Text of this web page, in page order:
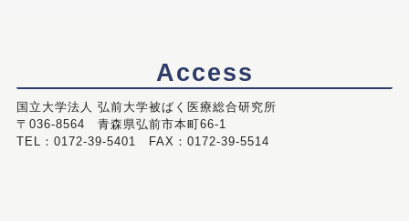
Access
国立大学法人 弘前大学被ばく医療総合研究所
〒036-8564 青森県弘前市本町66-1
TEL：0172-39-5401 FAX：0172-39-5514